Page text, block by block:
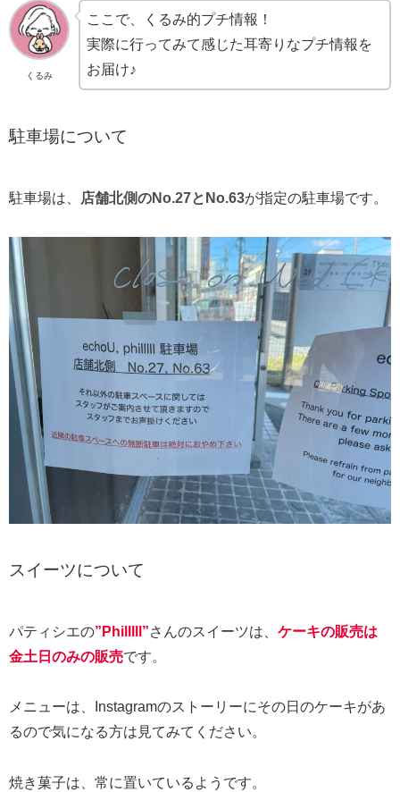
くるみ
ここで、くるみ的プチ情報！
実際に行ってみて感じた耳寄りなプチ情報を
お届け♪
駐車場について
駐車場は、 店舗北側のNo.27とNo.63が指定の駐車場です。
スイーツについて
パティシエの”Philllll”さんのスイーツは、 ケーキの販売は
金土日のみの販売です。
メニューは、Instagramのストーリーにその日のケーキがあ
るので気になる方は見てみてください。
焼き菓子は、常に置いているようです。